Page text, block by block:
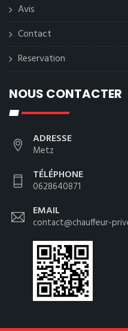
Avis
Contact
Reservation
NOUS CONTACTER
ADRESSE
Metz
TÉLÉPHONE
0628640871
EMAIL
contact@chauffeur-